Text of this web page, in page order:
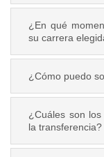
¿En qué
su carrera
¿Cómo puedo
¿Cuáles son
la transferencia?